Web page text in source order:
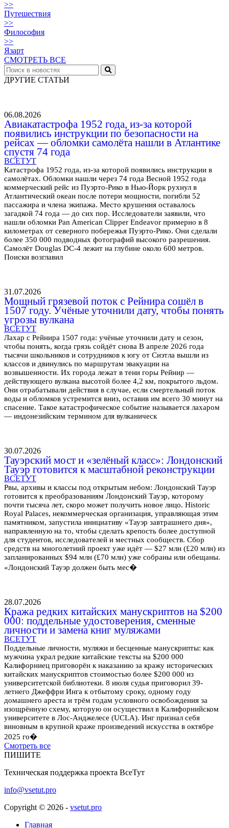
>>
Путешествия
>>
Философия
>>
Язарт
СМОТРЕТЬ ВСЕ
ДРУГИЕ СТАТЬИ
06.08.2026
Авиакатастрофа 1952 года, из-за которой
появились инструкции по безопасности на
рейсах — обломки самолёта нашли в Атлантике
спустя 74 года
ВСЕТУТ
Катастрофа 1952 года, из-за которой появились инструкции в
самолётах. Обломки нашли через 74 года Весной 1952 года
коммерческий рейс из Пуэрто-Рико в Нью-Йорк рухнул в
Атлантический океан после потери мощности, погибли 52
пассажира и члена экипажа. Место крушения оставалось
загадкой 74 года — до сих пор. Исследователи заявили, что
нашли обломки Pan American Clipper Endeavor примерно в 8
километрах от северного побережья Пуэрто-Рико. Они сделали
более 350 000 подводных фотографий высокого разрешения.
Самолёт Douglas DC-4 лежит на глубине около 600 метров.
Поиски возглавил
31.07.2026
Мощный грязевой поток с Рейнира сошёл в
1507 году. Учёные уточнили дату, чтобы понять
угрозы вулкана
ВСЕТУТ
Лахар с Рейнира 1507 года: учёные уточнили дату и сезон,
чтобы понять, когда грязь сойдёт снова В апреле 2026 года
тысячи школьников и сотрудников к югу от Сиэтла вышли из
классов и двинулись по маршрутам эвакуации на
возвышенности. Их города лежат в тени горы Рейнир —
действующего вулкана высотой более 4,2 км, покрытого льдом.
Они отрабатывали действия в случае, если смертельный поток
воды и обломков устремится вниз, оставив им всего 30 минут на
спасение. Такое катастрофическое событие называется лахаром
— индонезийским термином для вулканическ
30.07.2026
Тауэрский мост и «зелёный класс»: Лондонский
Тауэр готовится к масштабной реконструкции
ВСЕТУТ
Рвы, архивы и классы под открытым небом: Лондонский Тауэр
готовится к преобразованиям Лондонский Тауэр, которому
почти тысяча лет, скоро может получить новое лицо. Historic
Royal Palaces, некоммерческая организация, управляющая этим
памятником, запустила инициативу «Тауэр завтрашнего дня»,
направленную на то, чтобы сделать крепость более доступной
для студентов, исследователей и местных сообществ. Сбор
средств на многолетний проект уже идёт — $27 млн (£20 млн) из
запланированных $94 млн (£70 млн) уже собраны или обещаны.
«Лондонский Тауэр должен быть мес�
28.07.2026
Кража редких китайских манускриптов на $200
000: поддельные удостоверения, сменные
личности и замена книг муляжами
ВСЕТУТ
Поддельные личности, муляжи и бесценные манускрипты: как
мужчина украл редкие китайские тексты на $200 000
Калифорниец приговорён к наказанию за кражу исторических
китайских манускриптов стоимостью более $200 000 из
университетской библиотеки. 8 июля судья приговорил 39-
летнего Джеффри Инга к отбытому сроку, одному году
домашнего ареста и трём годам условного освобождения за
изощрённую схему, которую он осуществил в Калифорнийском
университете в Лос-Анджелесе (UCLA). Инг признал себя
виновным в крупной краже произведений искусства в октябре
2025 го�
Смотреть все
ПИШИТЕ
Техническая поддержка проекта ВсеТут
info@vsetut.pro
Copyright © 2026 - vsetut.pro
Главная